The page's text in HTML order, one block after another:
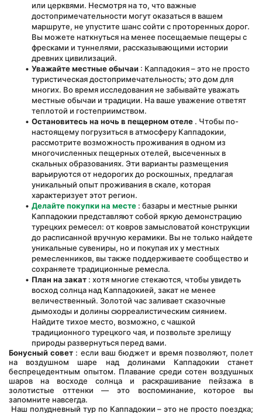
или церквями. Несмотря на то, что важные
достопримечательности могут оказаться в вашем
маршруте, не упустите шанс сойти с проторенных дорог.
Вы можете наткнуться на менее посещаемые пещеры с
фресками и туннелями, рассказывающими истории
древних цивилизаций.
Уважайте местные обычаи : Каппадокия – это не просто
туристическая достопримечательность; это дом для
многих. Во время исследования не забывайте уважать
местные обычаи и традиции. На ваше уважение ответят
теплотой и гостеприимством.
Остановитесь на ночь в пещерном отеле . Чтобы по-
настоящему погрузиться в атмосферу Каппадокии,
рассмотрите возможность проживания в одном из
многочисленных пещерных отелей, высеченных в
скальных образованиях. Эти варианты размещения
варьируются от недорогих до роскошных, предлагая
уникальный опыт проживания в скале, которая
характеризует этот регион.
Делайте покупки на месте : базары и местные рынки
Каппадокии представляют собой яркую демонстрацию
турецких ремесел: от ковров замысловатой конструкции
до расписанной вручную керамики. Вы не только найдете
уникальные сувениры, но и покупая их у местных
ремесленников, вы также поддерживаете сообщество и
сохраняете традиционные ремесла.
План на закат : хотя многие стекаются, чтобы увидеть
восход солнца над Каппадокией, закат не менее
величественный. Золотой час заливает сказочные
дымоходы и долины сюрреалистическим сиянием.
Найдите тихое место, возможно, с чашкой
традиционного турецкого чая, и позвольте зрелищу
природы развернуться перед вами.
Бонусный совет : если ваш бюджет и время позволяют, полет
на воздушном шаре над долинами Каппадокии станет
беспрецедентным опытом. Плавание среди сотен воздушных
шаров на восходе солнца и раскрашивание пейзажа в
золотистые оттенки — это воспоминание, которое вы
запомните навсегда.